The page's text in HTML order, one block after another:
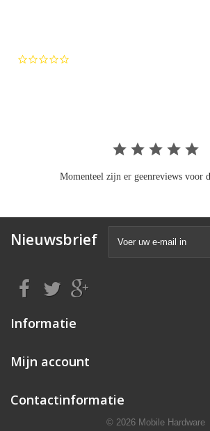
Momenteel zijn er geenreviews voor
Nieuwsbrief
Informatie
Mijn account
Contactinformatie
© 2026 Mobile Hardware